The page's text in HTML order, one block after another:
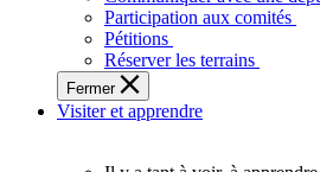
plein
potentiel,
l'Assemblée
a
besoin
Participation aux comités
Pétitions
Réserver les terrains
Fermer
Visiter et apprendre